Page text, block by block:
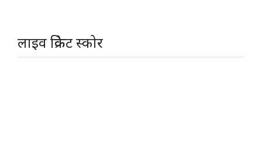
लाइव क्रिकेट स्कोर